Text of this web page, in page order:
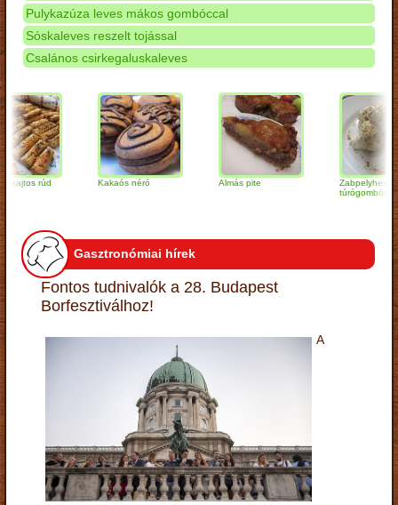
Pulykazúza leves mákos gombóccal
Sóskaleves reszelt tojással
Csalános csirkegaluskaleves
rúd Kakaós néró Almás pite
Zabpelyhes
túrógombóc
Gasztronómiai hírek
Fontos tudnivalók a 28. Budapest
Borfesztiválhoz!
A